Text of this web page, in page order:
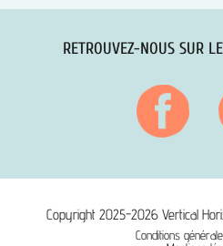
RETROUVEZ-NOUS SUR
Copyright 2025-2026 Vertical
Conditions